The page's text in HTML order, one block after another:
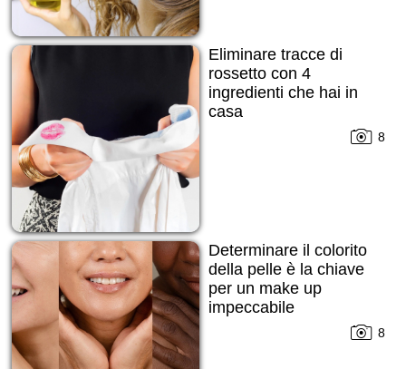
Eliminare tracce di
rossetto con 4
ingredienti che hai in
casa
8
Determinare il colorito
della pelle è la chiave
per un make up
impeccabile
8